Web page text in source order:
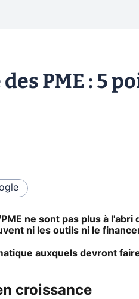
PME : 5
ne sont pas plus à
ni les outils ni le
auxquels devront
croissance